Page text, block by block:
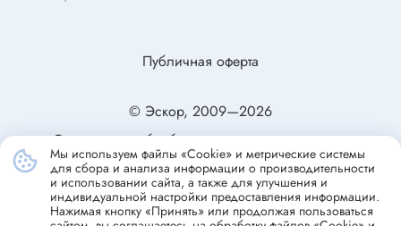
© Эскор, 2009—2026
Согласие на обработку персональных данных
Политика конфиденциальности
Публичная оферта
Мы используем файлы «Cookie» и метрические системы
для сбора и анализа информации о производительности
и использовании сайта, а также для улучшения и
индивидуальной настройки предоставления информации.
Нажимая кнопку «Принять» или продолжая пользоваться